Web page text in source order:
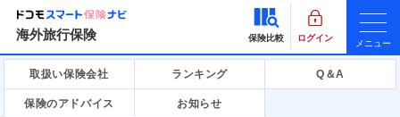
海外旅行保険 保険比較 ログイン
メニュー
取扱い保険会社 ランキング Q＆A
保険のアドバイス お知らせ